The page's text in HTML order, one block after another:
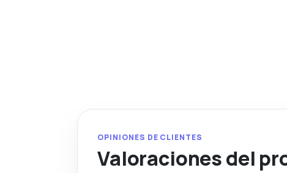
OPINIONES DE CLIENTES
Valoraciones del